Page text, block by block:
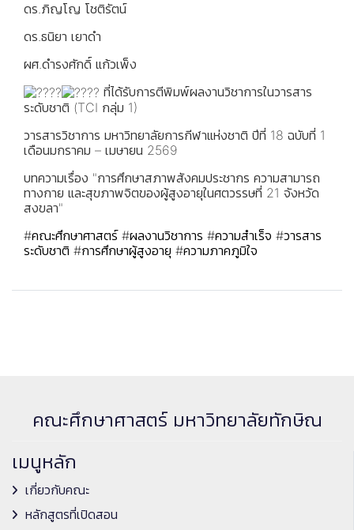
ดร.ภิญโญ โชติรัตน์
ดร.ธนิยา เยาดำ
ผศ.ดำรงศักดิ์ แก้วเพ็ง
ที่ได้รับการตีพิมพ์ผลงานวิชาการในวารสาร
ระดับชาติ (TCI กลุ่ม 1)
วารสารวิชาการ มหาวิทยาลัยการกีฬาแห่งชาติ ปีที่ 18 ฉบับที่ 1
เดือนมกราคม – เมษายน 2569
บทความเรื่อง "การศึกษาสภาพสังคมประชากร ความสามารถ
ทางกาย และสุขภาพจิตของผู้สูงอายุในศตวรรษที่ 21 จังหวัด
สงขลา"
#คณะศึกษาศาสตร์ #ผลงานวิชาการ #ความสำเร็จ #วารสาร
ระดับชาติ #การศึกษาผู้สูงอายุ #ความภาคภูมิใจ
คณะศึกษาศาสตร์ มหาวิทยาลัยทักษิณ
เมนูหลัก
เกี่ยวกับคณะ
หลักสูตรที่เปิดสอน